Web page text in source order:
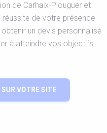
de Carhaix-Plouguer et
de votre présence
un devis personnalisé
à atteindre vos objectifs.
SUR VOTRE SITE